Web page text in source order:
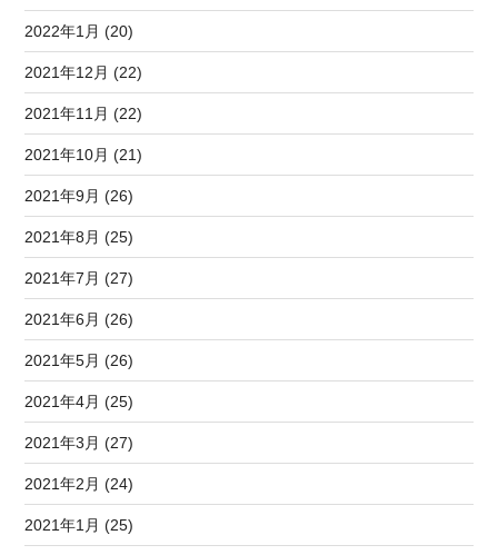
2022年1月 (20)
2021年12月 (22)
2021年11月 (22)
2021年10月 (21)
2021年9月 (26)
2021年8月 (25)
2021年7月 (27)
2021年6月 (26)
2021年5月 (26)
2021年4月 (25)
2021年3月 (27)
2021年2月 (24)
2021年1月 (25)